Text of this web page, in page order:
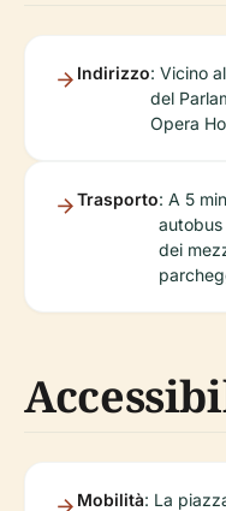
Indirizzo: Vicino
del
Opera
Trasporto: A 5
autobus
dei
Mobilità: La